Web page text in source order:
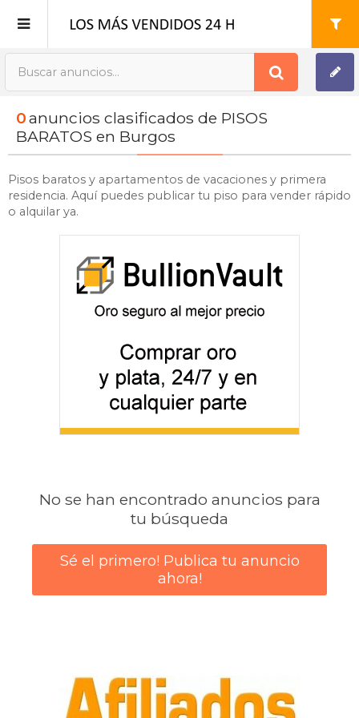
Publica tu Anuncio
Registro
0anuncios clasificados de PISOS
BARATOS en Burgos
Pisos baratos y apartamentos de vacaciones y primera
residencia. Aquí puedes publicar tu piso para vender rápido
o alquilar ya.
No se han encontrado anuncios para
tu búsqueda
Sé el primero! Publica tu anuncio
ahora!